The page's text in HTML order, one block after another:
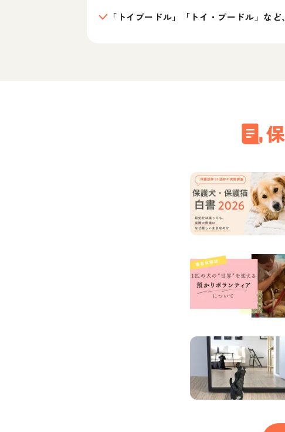
「トイプードル」「トイ・プードル」な